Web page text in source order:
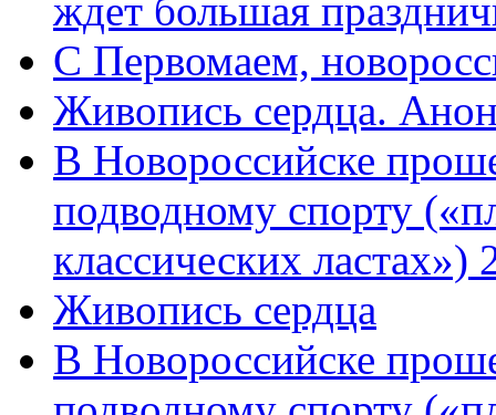
ждет большая
C Первомаем,
Живопись сердца.
В Новороссийске
подводному спорту
классических
Живопись сердца
В Новороссийске